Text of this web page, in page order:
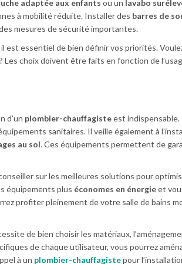
adaptée aux enfants ou un lavabo
à mobilité réduite. Installer des barres de
mesures de sécurité importantes.
il est essentiel de bien définir vos priorités.
choix doivent être faits en fonction de
d’un plombier-chauffagisteest indispensable.
sanitaires. Il veille également à
au sol. Ces équipements permettent de
sur les meilleures solutions pour
équipements plus économes en énergieet
profiter pleinement de votre salle de bains
de bien choisir les matériaux,
de chaque utilisateur, vous pourrez
à un plombier-chauffagistepour